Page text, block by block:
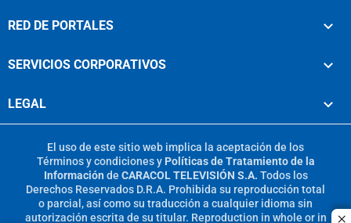
RED DE PORTALES
SERVICIOS CORPORATIVOS
LEGAL
El uso de este sitio web implica la aceptación de los
Términos y condicionesy Políticas de Tratamiento de la
Información de CARACOL TELEVISIÓN S.A. Todos los
Derechos Reservados D.R.A. Prohibida su reproducción total
o parcial, así como su traducción a cualquier idioma sin
autorización escrita de su titular. Reproduction in whole or in